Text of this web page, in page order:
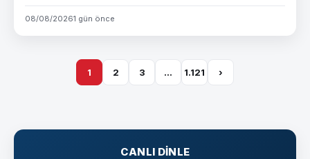
08/08/20261 gün önce
1 2 3 … 1.121 ›
CANLI DINLE